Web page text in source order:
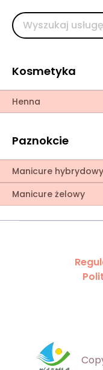
Kosmetyka
Henna
Paznokcie
Manicure hybrydowy
Manicure żelowy